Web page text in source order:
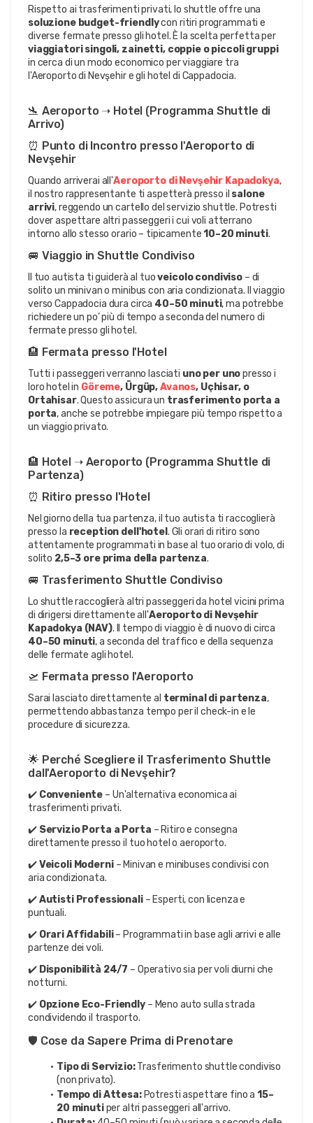
soluzione budget-friendly con ritiri programmati e
diverse fermate presso gli hotel. È la scelta perfetta per
viaggiatori singoli, zainetti, coppie o piccoli gruppi
in cerca di un modo economico per viaggiare tra
l'Aeroporto di Nevşehir e gli hotel di Cappadocia.
🛬 Aeroporto ➝ Hotel (Programma Shuttle di
Arrivo)
⏰ Punto di Incontro presso l'Aeroporto di
Nevşehir
Quando arriverai all'Aeroporto di Nevşehir Kapadokya,
il nostro rappresentante ti aspetterà presso il salone
arrivi, reggendo un cartello del servizio shuttle. Potresti
dover aspettare altri passeggeri i cui voli atterrano
intorno allo stesso orario – tipicamente 10–20 minuti.
🚐 Viaggio in Shuttle Condiviso
Il tuo autista ti guiderà al tuo veicolo condiviso – di
solito un minivan o minibus con aria condizionata. Il viaggio
verso Cappadocia dura circa 40–50 minuti, ma potrebbe
richiedere un po’ più di tempo a seconda del numero di
fermate presso gli hotel.
🏨 Fermata presso l'Hotel
Tutti i passeggeri verranno lasciati uno per uno presso i
loro hotel in Göreme, Ürgüp, Avanos, Uçhisar, o
Ortahisar. Questo assicura un trasferimento porta a
porta, anche se potrebbe impiegare più tempo rispetto a
un viaggio privato.
🏨 Hotel ➝ Aeroporto (Programma Shuttle di
Partenza)
⏰ Ritiro presso l'Hotel
Nel giorno della tua partenza, il tuo autista ti raccoglierà
presso la reception dell'hotel . Gli orari di ritiro sono
attentamente programmati in base al tuo orario di volo, di
solito 2,5–3 ore prima della partenza.
🚐 Trasferimento Shuttle Condiviso
Lo shuttle raccoglierà altri passeggeri da hotel vicini prima
di dirigersi direttamente all'Aeroporto di Nevşehir
Kapadokya (NAV)
40–50 minuti, a seconda del traffico e della sequenza
delle fermate agli hotel.
🛫 Fermata presso l'Aeroporto
Sarai lasciato direttamente al terminal di partenza,
permettendo abbastanza tempo per il check-in e le
procedure di sicurezza.
🌟 Perché Scegliere il Trasferimento Shuttle
dall'Aeroporto di Nevşehir?
✔️ Conveniente – Un'alternativa economica ai
trasferimenti privati.
✔️ Servizio Porta a Porta – Ritiro e consegna
direttamente presso il tuo hotel o aeroporto.
✔️ Veicoli Moderni – Minivan e minibuses condivisi con
aria condizionata.
✔️ Autisti Professionali – Esperti, con licenza e
puntuali.
✔️ Orari Affidabili – Programmati in base agli arrivi e alle
partenze dei voli.
✔️ Disponibilità 24/7 – Operativo sia per voli diurni che
notturni.
✔️ Opzione Eco-Friendly – Meno auto sulla strada
condividendo il trasporto.
🛡️ Cose da Sapere Prima di Prenotare
Tipo di Servizio: Trasferimento shuttle condiviso
(non privato).
Tempo di Attesa: Potresti aspettare fino a 15–
20 minuti per altri passeggeri all'arrivo.